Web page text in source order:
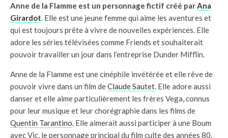
Anne de la Flamme est un personnage fictif créé parAna
Girardot. Elle est une jeune femme qui aime les aventures et
qui est toujours prête à vivre de nouvelles expériences. Elle
adore les séries télévisées comme Friends et souhaiterait
pouvoir travailler un jour dans l’entreprise Dunder Mifflin.
Anne de la Flamme est une cinéphile invétérée et elle rêve de
pouvoir vivre dans un film deClaude Sautet. Elle adore aussi
danser et elle aime particulièrement les frères Vega, connus
pour leur musique et leur chorégraphie dans les films de
Quentin Tarantino. Elle aimerait aussi participer à une Boum
avec Vic, le personnage principal du film culte des années 80.